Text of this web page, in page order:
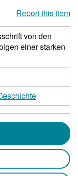
Report this item
von den
einer starken